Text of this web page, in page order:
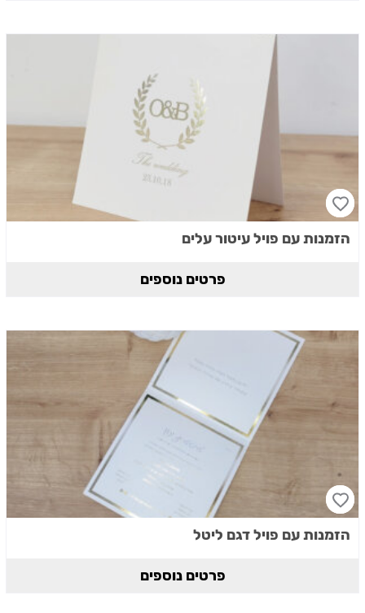
הזמנות עם פויל עיטור עלים
פרטים נוספים
הזמנות עם פויל דגם ליטל
פרטים נוספים